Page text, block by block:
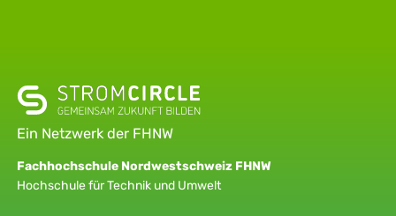
Ein Netzwerk der FHNW
Fachhochschule Nordwestschweiz FHNW
Hochschule für Technik und Umwelt